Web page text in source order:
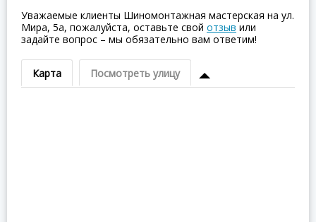
Уважаемые клиенты Шиномонтажная мастерская на ул.
Мира, 5а, пожалуйста, оставьте свой отзыв или
задайте вопрос – мы обязательно вам ответим!
Карта Посмотреть улицу